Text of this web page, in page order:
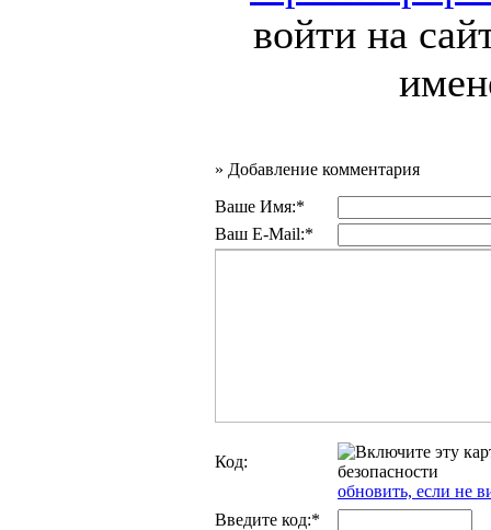
войти на
» Добавление комментария
Ваше Имя:*
Ваш E-Mail:*
Код:
обновить, если не
Введите код:*